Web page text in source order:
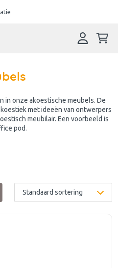
in onze akoestische meubels. De
met ideeën van ontwerpers
meubilair. Een voorbeeld is
pod.